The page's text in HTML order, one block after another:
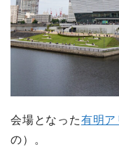
会場となった有明ア
の）。